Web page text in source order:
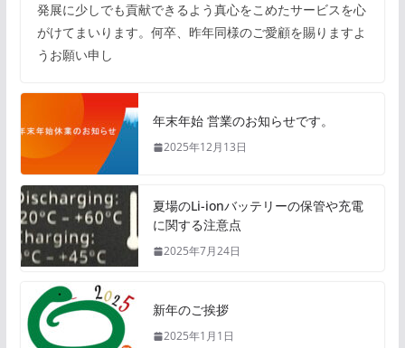
発展に少しでも貢献できるよう真心をこめたサービスを心
がけてまいります。何卒、昨年同様のご愛顧を賜りますよ
うお願い申し
年末年始 営業のお知らせです。
2025年12月13日
夏場のLi-ionバッテリーの保管や充電
に関する注意点
2025年7月24日
新年のご挨拶
2025年1月1日